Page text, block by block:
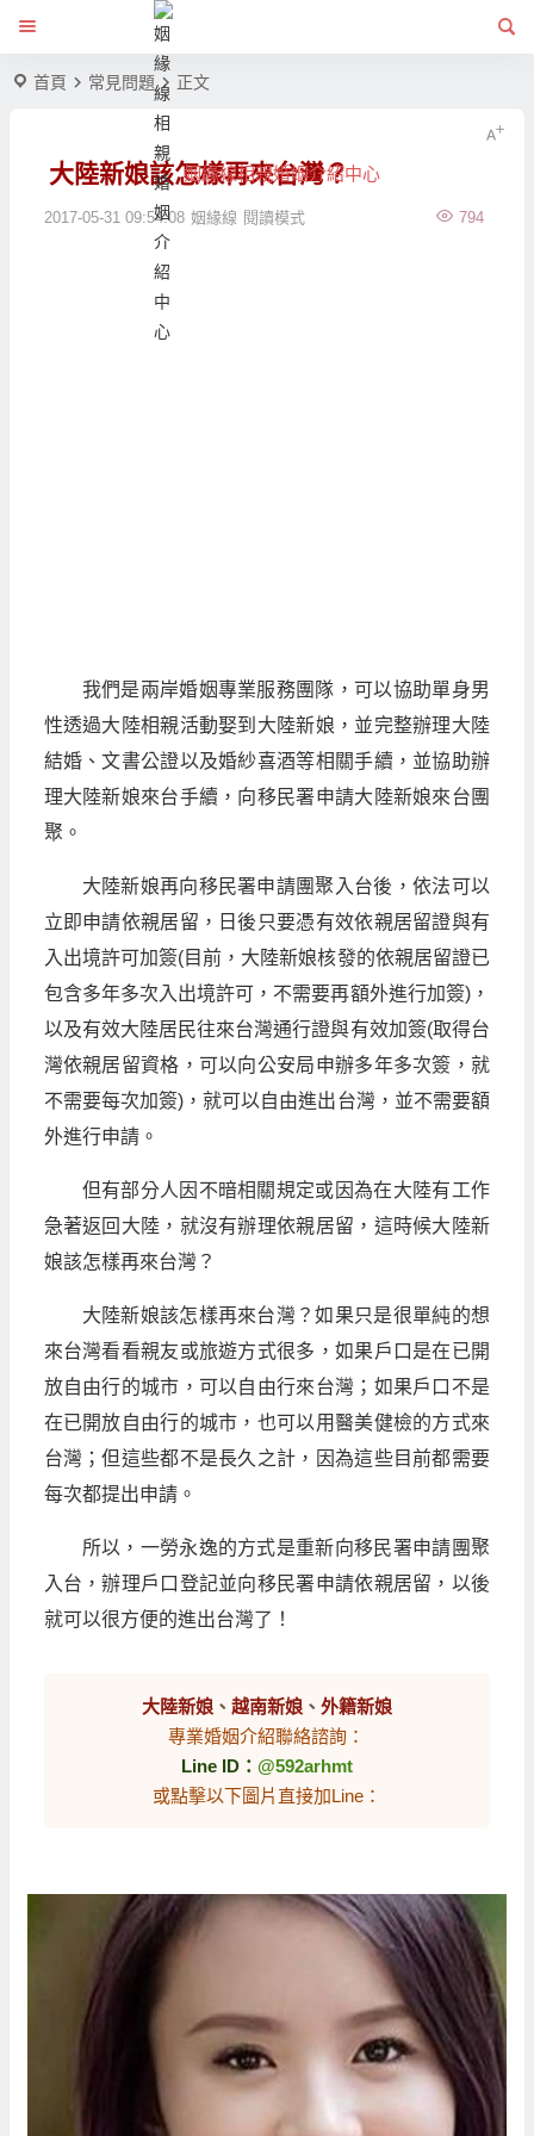
姻緣線相親婚姻介紹中心
首頁 常見問題 正文
大陸新娘該怎樣再來台灣？
2017-05-31 09:54:08 姻緣線 794
閱讀模式
我們是兩岸婚姻專業服務團隊，可以協助單身男
性透過大陸相親活動娶到大陸新娘，並完整辦理大陸
結婚、文書公證以及婚紗喜酒等相關手續，並協助辦
理大陸新娘來台手續，向移民署申請大陸新娘來台團
聚。
大陸新娘再向移民署申請團聚入台後，依法可以
立即申請依親居留，日後只要憑有效依親居留證與有
入出境許可加簽(目前，大陸新娘核發的依親居留證已
包含多年多次入出境許可，不需要再額外進行加簽)，
以及有效大陸居民往來台灣通行證與有效加簽(取得台
灣依親居留資格，可以向公安局申辦多年多次簽，就
不需要每次加簽)，就可以自由進出台灣，並不需要額
外進行申請。
但有部分人因不暗相關規定或因為在大陸有工作
急著返回大陸，就沒有辦理依親居留，這時候大陸新
娘該怎樣再來台灣？
大陸新娘該怎樣再來台灣？如果只是很單純的想
來台灣看看親友或旅遊方式很多，如果戶口是在已開
放自由行的城市，可以自由行來台灣；如果戶口不是
在已開放自由行的城市，也可以用醫美健檢的方式來
台灣；但這些都不是長久之計，因為這些目前都需要
每次都提出申請。
所以，一勞永逸的方式是重新向移民署申請團聚
入台，辦理戶口登記並向移民署申請依親居留，以後
就可以很方便的進出台灣了！
大陸新娘、 越南新娘、 外籍新娘
專業婚姻介紹聯絡諮詢：
Line ID： @592arhmt
或點擊以下圖片直接加Line：